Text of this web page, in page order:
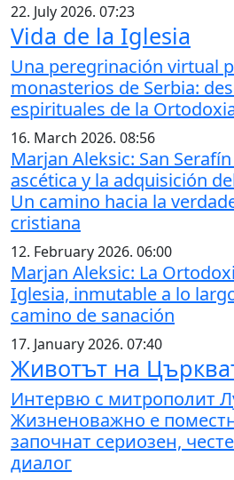
22. July 2026. 07:23
Vida de la Iglesia
Una peregrinación virtual
monasterios de Serbia:
espirituales de la
16. March 2026. 08:56
Marjan Aleksic: San
ascética y la adquisición
Un camino hacia la
cristiana
12. February 2026. 06:00
Marjan Aleksic: La
Iglesia, inmutable a lo
camino de sanación
17. January 2026. 07:40
Животът на
Интервю с митрополит
Жизненоважно е
започнат сериозен,
диалог